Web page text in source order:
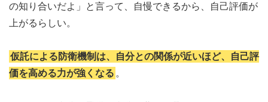
の知り合いだよ」と言って、自慢できるから、自己評価が
上がるらしい。
仮託による防衛機制は、自分との関係が近いほど、自己評
価を高める力が強くなる 。